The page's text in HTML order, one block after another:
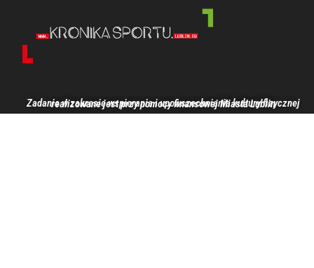
Zadanie w zakresie wspierania i upowszechniania kultury fizycznej realizowane jest przy pomocy finansowej Miasta Lublin